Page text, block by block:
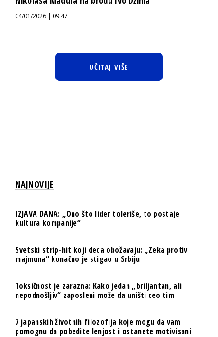
04/01/2026 | 09:47
UČITAJ VIŠE
NAJNOVIJE
IZJAVA DANA: „Ono što lider toleriše, to postaje
kultura kompanije“
Svetski strip-hit koji deca obožavaju: „Zeka protiv
majmuna“ konačno je stigao u Srbiju
Toksičnost je zarazna: Kako jedan „briljantan, ali
nepodnošljiv“ zaposleni može da uništi ceo tim
7 japanskih životnih filozofija koje mogu da vam
pomognu da pobedite lenjost i ostanete motivisani